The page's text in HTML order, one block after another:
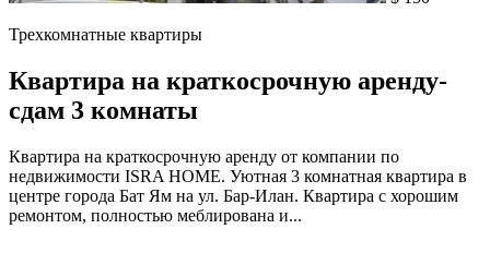
Трехкомнатные квартиры
Квартира на краткосрочную аренду-
сдам 3 комнаты
Квартира на краткосрочную аренду от компании по
недвижимости ISRA HOME. Уютная 3 комнатная квартира в
центре города Бат Ям на ул. Бар-Илан. Квартира с хорошим
ремонтом, полностью меблирована и...